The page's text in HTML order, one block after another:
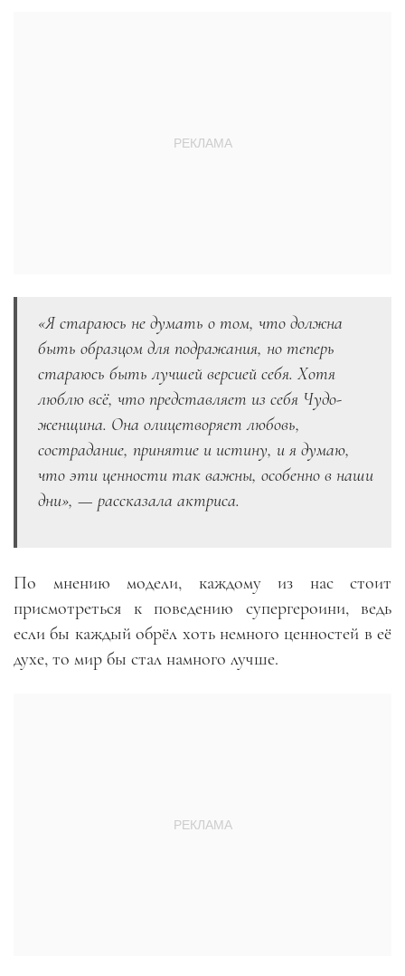
«Я стараюсь не думать о том, что должна
быть образцом для подражания, но теперь
стараюсь быть лучшей версией себя. Хотя
люблю всё, что представляет из себя Чудо-
женщина. Она олицетворяет любовь,
сострадание, принятие и истину, и я думаю,
что эти ценности так важны, особенно в наши
дни», — рассказала актриса.
По мнению модели, каждому из нас стоит
присмотреться к поведению супергероини, ведь
если бы каждый обрёл хоть немного ценностей в её
духе, то мир бы стал намного лучше.